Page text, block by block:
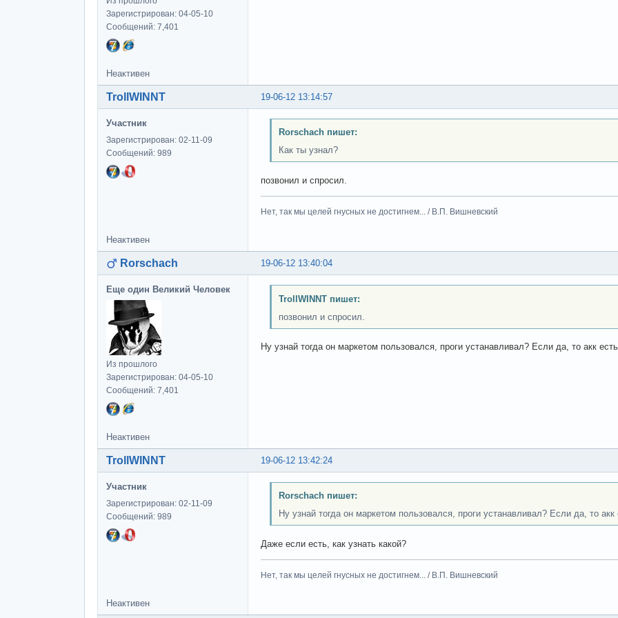
Зарегистрирован: 04-05-10
Сообщений: 7,401
Неактивен
19-06-12 13:14:57
TrollWINNT
Участник
Зарегистрирован: 02-11-09
Сообщений: 989
Rorschach пишет:
Как ты узнал?
позвонил и спросил.
Нет, так мы целей гнусных не достигнем... / В.П. Вишневский
Неактивен
19-06-12 13:40:04
Rorschach
Еще один Великий Человек
Из прошлого
Зарегистрирован: 04-05-10
Сообщений: 7,401
TrollWINNT пишет:
позвонил и спросил.
Ну узнай тогда он маркетом пользовался, проги устанавливал? Если да, то акк
Неактивен
19-06-12 13:42:24
TrollWINNT
Участник
Зарегистрирован: 02-11-09
Сообщений: 989
Rorschach пишет:
Ну узнай тогда он маркетом пользовался, проги устанавливал? Если да, то акк
Даже если есть, как узнать какой?
Нет, так мы целей гнусных не достигнем... / В.П. Вишневский
Неактивен